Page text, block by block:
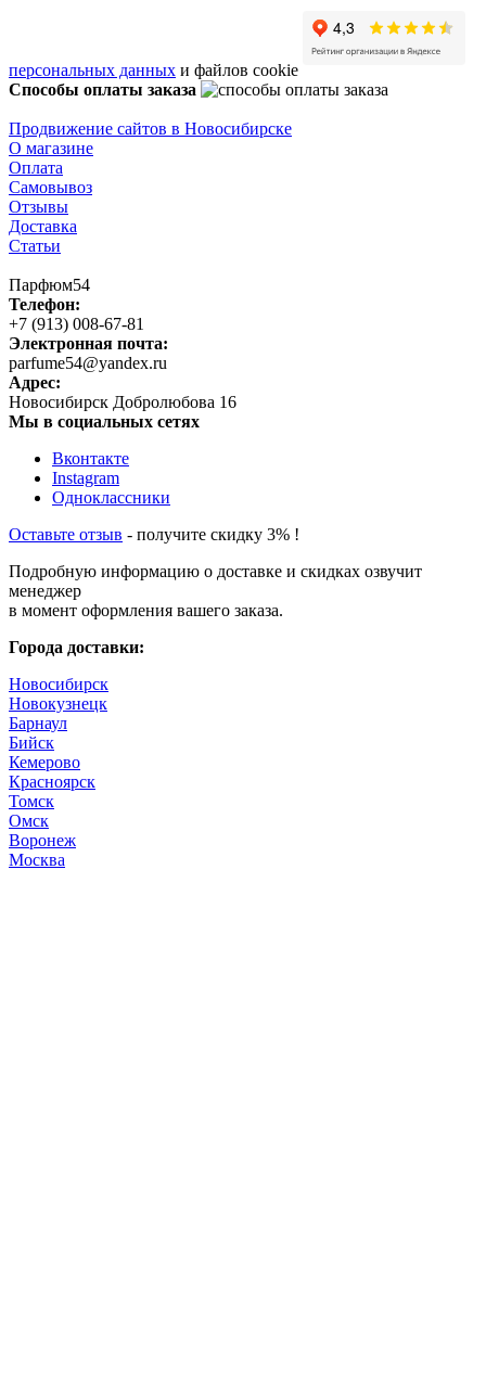
персональных данных и файлов cookie
Способы оплаты заказа
Продвижение сайтов в Новосибирске
О магазине
Оплата
Самовывоз
Отзывы
Доставка
Статьи
Парфюм54
Телефон:
+7 (913) 008-67-81
Электронная почта:
parfume54@yandex.ru
Адрес:
Новосибирск Добролюбова 16
Мы в социальных сетях
Вконтакте
Instagram
Одноклассники
Оставьте отзыв - получите скидку 3% !
Подробную информацию о доставке и скидках озвучит
менеджер
в момент оформления вашего заказа.
Города доставки:
Новосибирск
Новокузнецк
Барнаул
Бийск
Кемерово
Красноярск
Томск
Омск
Воронеж
Москва